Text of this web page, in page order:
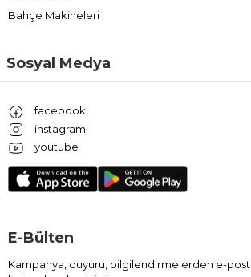
Bahçe Makineleri
Sosyal Medya
facebook
instagram
youtube
E-Bülten
Kampanya, duyuru, bilgilendirmelerden e-